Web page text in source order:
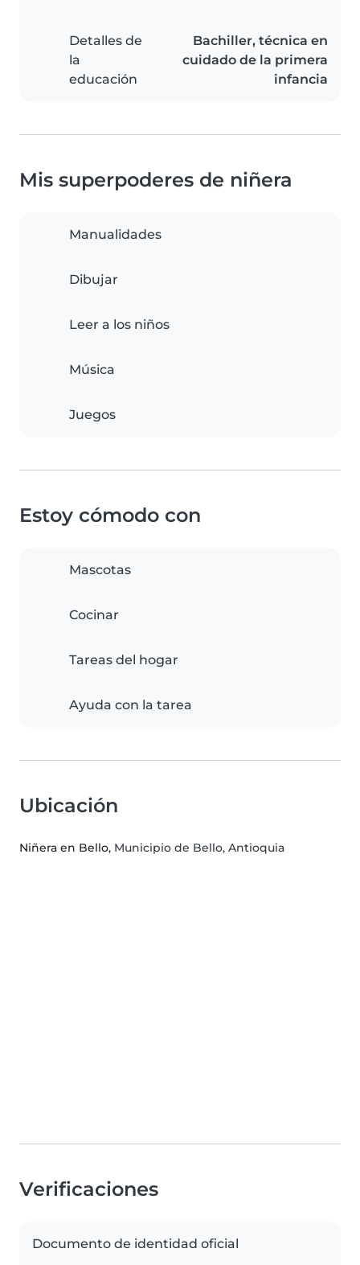
Detalles de
la
educación
Bachiller, técnica en
cuidado de la primera
infancia
Mis superpoderes de niñera
Manualidades
Dibujar
Leer a los niños
Música
Juegos
Estoy cómodo con
Mascotas
Cocinar
Tareas del hogar
Ayuda con la tarea
Ubicación
Niñera en Bello, Municipio de Bello, Antioquia
Verificaciones
Documento de identidad oficial